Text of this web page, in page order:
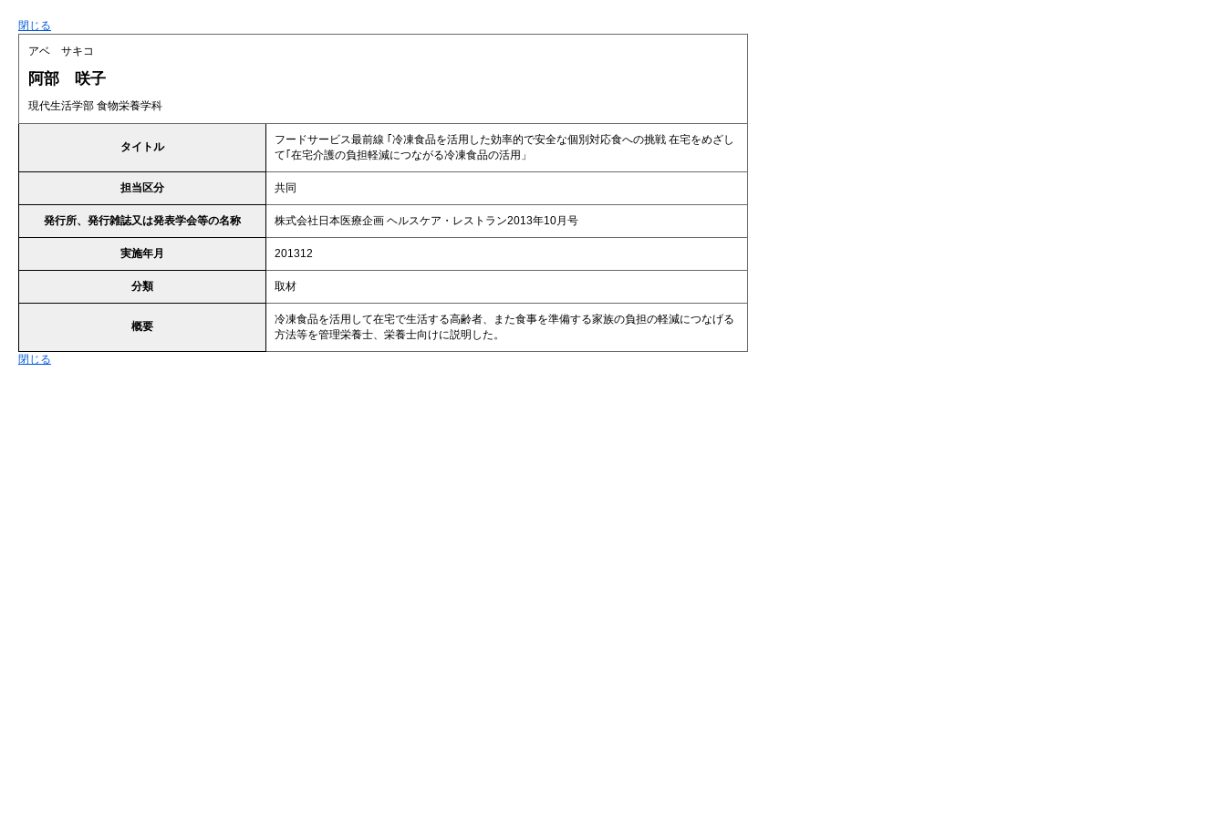
閉じる
アベ サキコ
阿部 咲子
現代生活学部 食物栄養学科
タイトル
フードサービス最前線 ｢冷凍食品を活用した効率的で安全な個別対応食への挑戦 在宅をめざし
て｢在宅介護の負担軽減につながる冷凍食品の活用」
担当区分 共同
発行所、発行雑誌又は発表学会等の名称 株式会社日本医療企画 ヘルスケア・レストラン2013年10月号
実施年月 201312
分類 取材
概要
冷凍食品を活用して在宅で生活する高齢者、また食事を準備する家族の負担の軽減につなげる
方法等を管理栄養士、栄養士向けに説明した。
閉じる